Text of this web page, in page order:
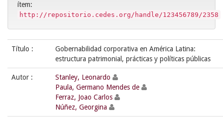
ítem:
http://repositorio.cedes.org/handle/123456789/2358
Título :
Gobernabilidad corporativa en América Latina:
estructura patrimonial, prácticas y políticas públicas
Autor :
Stanley, Leonardo
Paula, Germano Mendes de
Ferraz, Joao Carlos
Núñez, Georgina